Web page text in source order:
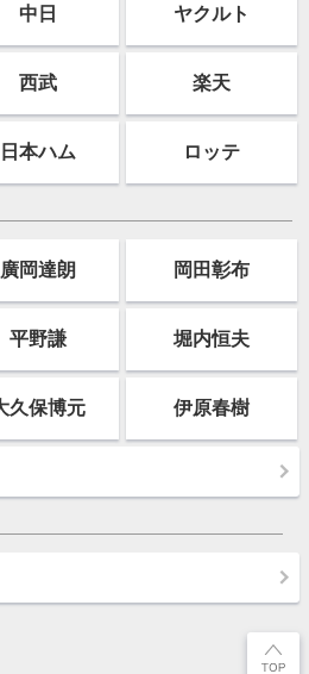
中日 ヤクルト
西武 楽天
日本ハム ロッテ
廣岡達朗 岡田彰布
平野謙 堀内恒夫
久保博元 伊原春樹